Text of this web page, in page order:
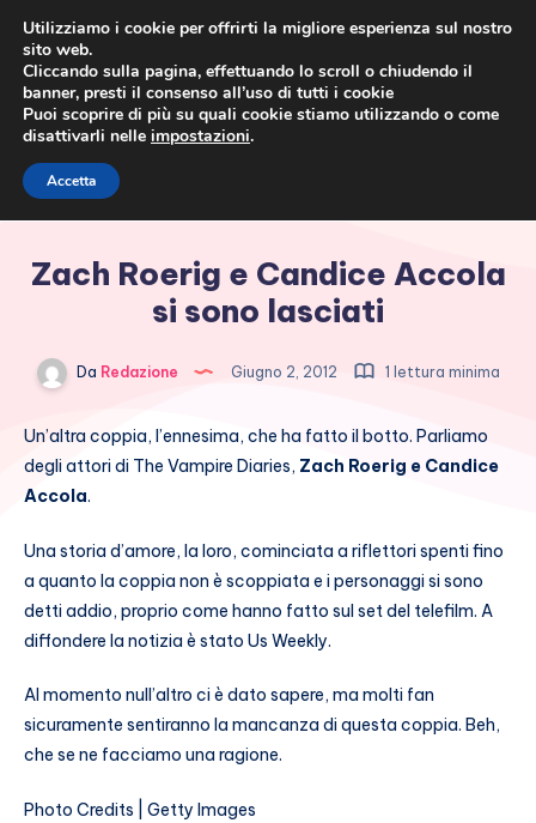
Zach Roerig e Candice Accola
si sono lasciati
Da Redazione Giugno 2, 2012 1 lettura minima
Un’altra coppia, l’ennesima, che ha fatto il botto. Parliamo
degli attori di The Vampire Diaries, Zach Roerig e Candice
Accola.
Una storia d’amore, la loro, cominciata a riflettori spenti fino
a quanto la coppia non è scoppiata e i personaggi si sono
detti addio, proprio come hanno fatto sul set del telefilm. A
diffondere la notizia è stato Us Weekly.
Al momento null’altro ci è dato sapere, ma molti fan
sicuramente sentiranno la mancanza di questa coppia. Beh,
che se ne facciamo una ragione.
Photo Credits | Getty Images
Utilizziamo i cookie per offrirti la migliore esperienza sul nostro
sito web.
Cliccando sulla pagina, effettuando lo scroll o chiudendo il
banner, presti il consenso all’uso di tutti i cookie
Puoi scoprire di più su quali cookie stiamo utilizzando o come
disattivarli nelle impostazioni.
Accetta